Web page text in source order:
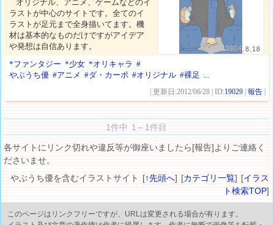
2014.8.18
オリジナル、アニメ、ゲームなどのイ
ラストが中心のサイトです。全てのイ
ラストが足元まで全身描いてます。機
材は基本的なものだけですがアイデア
や発想は自信あります。
*ファンタジー *少女 *オリキャラ #
やぶうち優 #アニメ #ダ・カーポ #オリジナル #裸足 ...
| 更新日:2012/06/28 | ID:19029 |報告
1件中 1～1件目
各サイトにリンク切れや違反等が御座いましたら[報告]よりご連絡く
ださいませ。
やぶうち優を含むイラストサイト [↑先頭へ] [カテゴリ一覧] [イラス
ト検索TOP]
このページはリンクフリーですが、URLは変更される場合が有ります。